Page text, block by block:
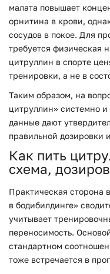
малата повышает
орнитина в крови,
сосудов в покое. Для
требуется физическая
цитруллин в спорте
тренировки, а не в
Таким образом, на
цитруллин» системно и
данные дают
правильной дозировки
Как пить
схема,
Практическая сторона
в бодибилдинге»
учитывает
переносимость.
стандартном
тоже встречается в